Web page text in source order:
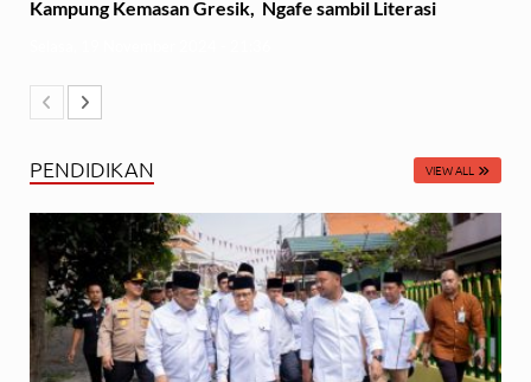
Kampung Kemasan Gresik, Ngafe sambil Literasi
PENDIDIKAN VIEW ALL